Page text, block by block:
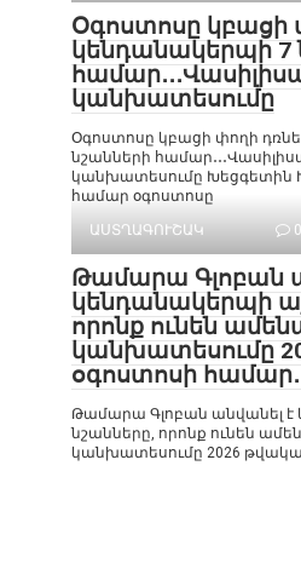
Օգոստոսը կբացի
կենդանակերպի 7
կանխատեսումը
Օգոստոսը կբացի փողի
նշանների
կանխատեսումը Խեցգետին
համար օգոստոսը
ԱՍՏՂԱԳՈՒՇԱԿ
0
Թամարա Գլոբան
կենդանակերպի
որոնք ունեն
կանխատեսումը
օգոստոսի
Թամարա Գլոբան անվանել է
նշանները, որոնք ունեն
կանխատեսումը 2026